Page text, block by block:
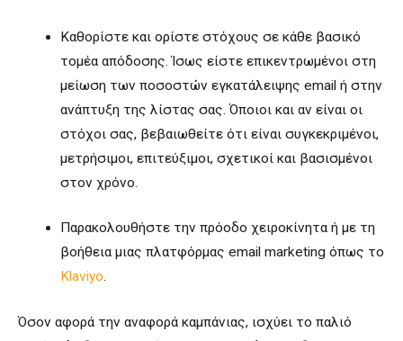
Καθορίστε και ορίστε στόχους σε κάθε βασικό
τομέα απόδοσης. Ίσως είστε επικεντρωμένοι στη
μείωση των ποσοστών εγκατάλειψης email ή στην
ανάπτυξη της λίστας σας. Όποιοι και αν είναι οι
στόχοι σας, βεβαιωθείτε ότι είναι συγκεκριμένοι,
μετρήσιμοι, επιτεύξιμοι, σχετικοί και βασισμένοι
στον χρόνο.
Παρακολουθήστε την πρόοδο χειροκίνητα ή με τη
βοήθεια μιας πλατφόρμας email marketing όπως το
Klaviyo.
Όσον αφορά την αναφορά καμπάνιας, ισχύει το παλιό